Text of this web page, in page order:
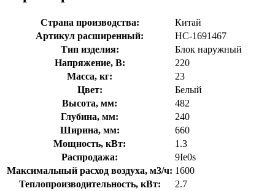
Страна производства:
Китай
Артикул расширенный:
НС-1691467
Тип изделия:
Блок наружный
Напряжение, В:
220
Масса, кг:
23
Цвет:
Белый
Высота, мм:
482
Глубина, мм:
240
Ширина, мм:
660
Мощность, кВт:
1.3
Распродажа:
9Ie0s
Максимальный расход воздуха, м3/ч: 1600
Теплопроизводительность, кВт:
2.7